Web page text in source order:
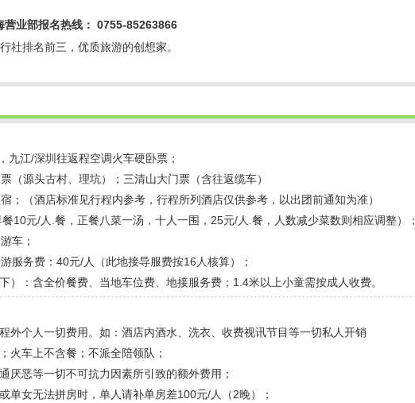
营业部报名热线： 0755-85263866
社排名前三，优质旅游的创想家。
九江/深圳往返程空调火车硬卧票；
（源头古村、理坑）；三清山大门票（含往返缆车）
；（酒店标准见行程内参考，行程所列酒店仅供参考，以出团前通知为准）
10元/人.餐，正餐八菜一汤，十人一围，25元/人.餐，人数减少菜数则相应调整）；
车；
服务费：40元/人（此地接导服费按16人核算）；
）：含全价餐费、当地车位费、地接服务费；1.4米以上小童需按成人收费。
外个人一切费用。如：酒店内酒水、洗衣、收费视讯节目等一切私人开销
火车上不含餐；不派全陪领队；
厌恶等一切不可抗力因素所引致的额外费用；
单女无法拼房时，单人请补单房差100元/人（2晚）；